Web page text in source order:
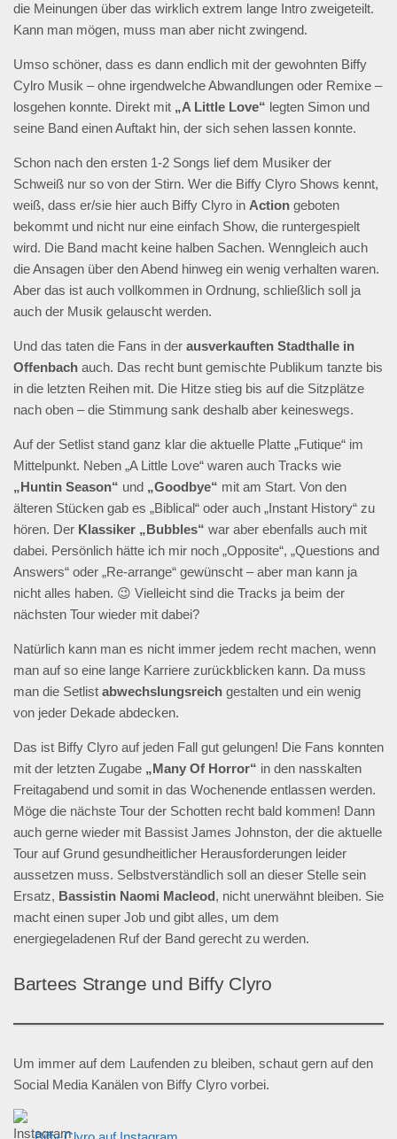
die Meinungen über das wirklich extrem lange Intro zweigeteilt.
Kann man mögen, muss man aber nicht zwingend.
Umso schöner, dass es dann endlich mit der gewohnten Biffy
Cylro Musik – ohne irgendwelche Abwandlungen oder Remixe –
losgehen konnte. Direkt mit „A Little Love“ legten Simon und
seine Band einen Auftakt hin, der sich sehen lassen konnte.
Schon nach den ersten 1-2 Songs lief dem Musiker der
Schweiß nur so von der Stirn. Wer die Biffy Clyro Shows kennt,
weiß, dass er/sie hier auch Biffy Clyro in Action geboten
bekommt und nicht nur eine einfach Show, die runtergespielt
wird. Die Band macht keine halben Sachen. Wenngleich auch
die Ansagen über den Abend hinweg ein wenig verhalten waren.
Aber das ist auch vollkommen in Ordnung, schließlich soll ja
auch der Musik gelauscht werden.
Und das taten die Fans in der ausverkauften Stadthalle in
Offenbach auch. Das recht bunt gemischte Publikum tanzte bis
in die letzten Reihen mit. Die Hitze stieg bis auf die Sitzplätze
nach oben – die Stimmung sank deshalb aber keineswegs.
Auf der Setlist stand ganz klar die aktuelle Platte „Futique“ im
Mittelpunkt. Neben „A Little Love“ waren auch Tracks wie
„Huntin Season“ und „Goodbye“ mit am Start. Von den
älteren Stücken gab es „Biblical“ oder auch „Instant History“ zu
hören. Der Klassiker „Bubbles“ war aber ebenfalls auch mit
dabei. Persönlich hätte ich mir noch „Opposite“, „Questions and
Answers“ oder „Re-arrange“ gewünscht – aber man kann ja
nicht alles haben. 😉 Vielleicht sind die Tracks ja beim der
nächsten Tour wieder mit dabei?
Natürlich kann man es nicht immer jedem recht machen, wenn
man auf so eine lange Karriere zurückblicken kann. Da muss
man die Setlist abwechslungsreich gestalten und ein wenig
von jeder Dekade abdecken.
Das ist Biffy Clyro auf jeden Fall gut gelungen! Die Fans konnten
mit der letzten Zugabe „Many Of Horror“ in den nasskalten
Freitagabend und somit in das Wochenende entlassen werden.
Möge die nächste Tour der Schotten recht bald kommen! Dann
auch gerne wieder mit Bassist James Johnston, der die aktuelle
Tour auf Grund gesundheitlicher Herausforderungen leider
aussetzen muss. Selbstverständlich soll an dieser Stelle sein
Ersatz, Bassistin Naomi Macleod, nicht unerwähnt bleiben. Sie
macht einen super Job und gibt alles, um dem
energiegeladenen Ruf der Band gerecht zu werden.
Bartees Strange und Biffy Clyro
Um immer auf dem Laufenden zu bleiben, schaut gern auf den
Social Media Kanälen von Biffy Clyro vorbei.